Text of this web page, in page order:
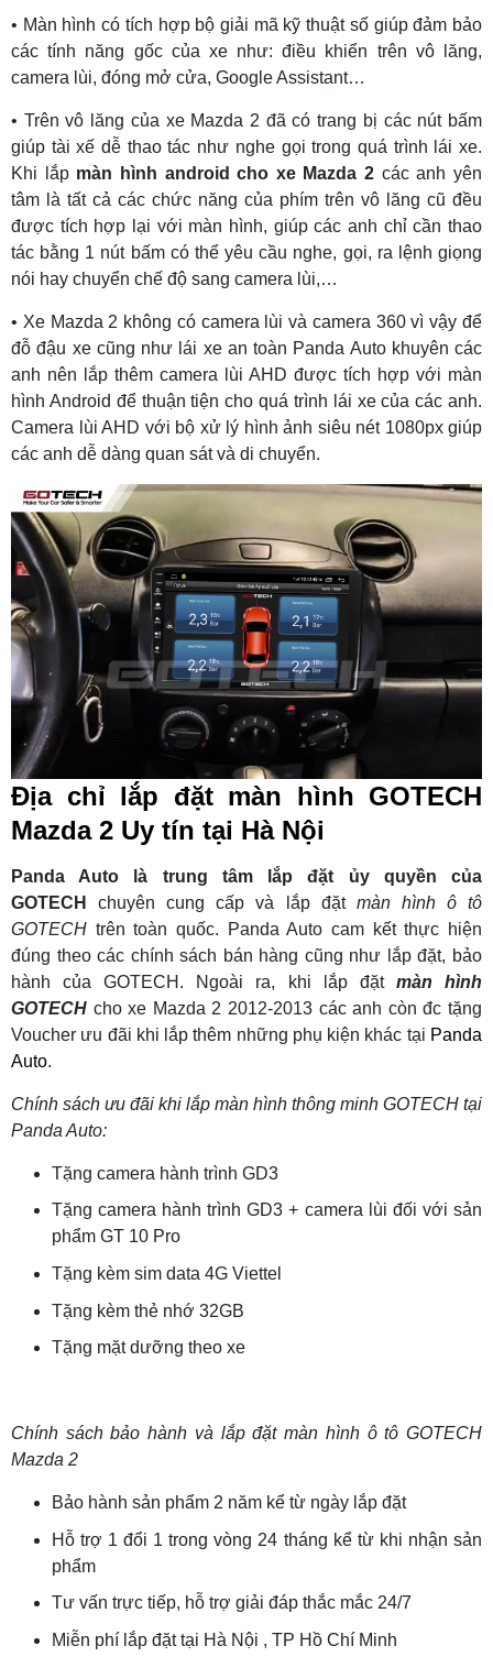
• Màn hình có tích hợp bộ giải mã kỹ thuật số giúp đảm bảo
các tính năng gốc của xe như: điều khiển trên vô lăng,
camera lùi, đóng mở cửa, Google Assistant…
• Trên vô lăng của xe Mazda 2 đã có trang bị các nút bấm
giúp tài xế dễ thao tác như nghe gọi trong quá trình lái xe.
Khi lắp màn hình android cho xe Mazda 2 các anh yên
tâm là tất cả các chức năng của phím trên vô lăng cũ đều
được tích hợp lại với màn hình, giúp các anh chỉ cần thao
tác bằng 1 nút bấm có thể yêu cầu nghe, gọi, ra lệnh giọng
nói hay chuyển chế độ sang camera lùi,…
• Xe Mazda 2 không có camera lùi và camera 360 vì vậy để
đỗ đậu xe cũng như lái xe an toàn Panda Auto khuyên các
anh nên lắp thêm camera lùi AHD được tích hợp với màn
hình Android để thuận tiện cho quá trình lái xe của các anh.
Camera lùi AHD với bộ xử lý hình ảnh siêu nét 1080px giúp
các anh dễ dàng quan sát và di chuyển.
Địa chỉ lắp đặt màn hình GOTECH
Mazda 2 Uy tín tại Hà Nội
Panda Auto là trung tâm lắp đặt ủy quyền của
GOTECH
chuyên cung cấp và lắp đặt màn hình ô tô
GOTECH trên toàn quốc. Panda Auto cam kết thực hiện
đúng theo các chính sách bán hàng cũng như lắp đặt, bảo
hành của GOTECH. Ngoài ra, khi lắp đặt màn hình
GOTECH cho xe Mazda 2 2012-2013 các anh còn đc tặng
Voucher ưu đãi khi lắp thêm những phụ kiện khác tại Panda
Auto.
Chính sách ưu đãi khi lắp màn hình thông minh GOTECH tại
Panda Auto:
Tặng camera hành trình GD3
Tặng camera hành trình GD3 + camera lùi đối với sản
phẩm GT 10 Pro
Tặng kèm sim data 4G Viettel
Tặng kèm thẻ nhớ 32GB
Tặng mặt dưỡng theo xe
Chính sách bảo hành và lắp đặt màn hình ô tô GOTECH
Mazda 2
Bảo hành sản phẩm 2 năm kể từ ngày lắp đặt
Hỗ trợ 1 đổi 1 trong vòng 24 tháng kể từ khi nhận sản
phẩm
Tư vấn trực tiếp, hỗ trợ giải đáp thắc mắc 24/7
Miễn phí lắp đặt tại Hà Nội , TP Hồ Chí Minh